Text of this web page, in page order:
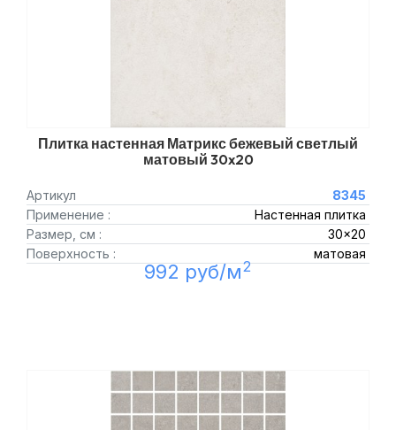
Плитка настенная Матрикс бежевый светлый
матовый 30x20
Артикул
8345
Применение :
Настенная плитка
Размер, см :
30x20
Поверхность :
матовая
992 руб/м2